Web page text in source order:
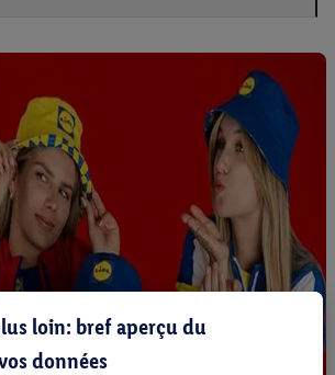
loin: bref aperçu du
données